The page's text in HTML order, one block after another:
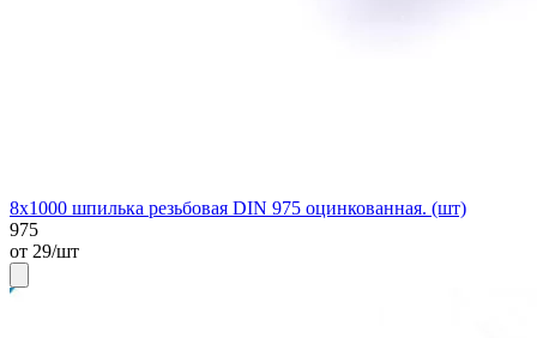
8х1000 шпилька резьбовая DIN 975 оцинкованная. (шт)
975
от 29/шт